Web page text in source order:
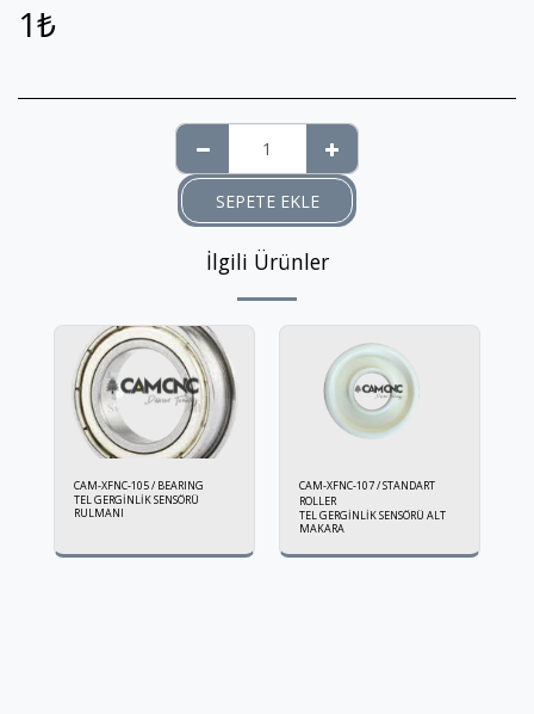
1₺
SEPETE EKLE
İlgili Ürünler
CAM-XFNC-105 / BEARING
TEL GERGİNLİK SENSÖRÜ
RULMANI
CAM-XFNC-107 / STANDART
ROLLER
TEL GERGİNLİK SENSÖRÜ ALT
MAKARA